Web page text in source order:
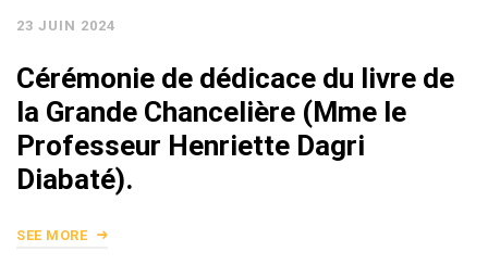
23 JUIN 2024
Cérémonie de dédicace du livre de
la Grande Chancelière (Mme le
Professeur Henriette Dagri
Diabaté).
SEE MORE